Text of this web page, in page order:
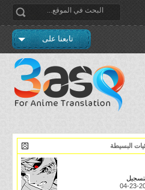
تابعنا على
البسيطة
04-23-